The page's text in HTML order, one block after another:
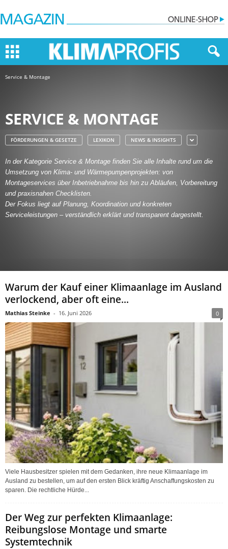
Service & Montage
SERVICE & MONTAGE
FÖRDERUNGEN & GESETZE LEXIKON NEWS & INSIGHTS
In der Kategorie Service & Montage finden Sie alle Inhalte rund um die
Umsetzung von Klima- und Wärmepumpenprojekten: von
Montageservices über Inbetriebnahme bis hin zu Abläufen, Vorbereitung
und praxisnahen Checklisten.
Der Fokus liegt auf Planung, Koordination und konkreten
Serviceleistungen – verständlich erklärt und transparent dargestellt.
Warum der Kauf einer Klimaanlage im Ausland
verlockend, aber oft eine...
Mathias Steinke - 16. Juni 2026 0
Viele Hausbesitzer spielen mit dem Gedanken, ihre neue Klimaanlage im
Ausland zu bestellen, um auf den ersten Blick kräftig Anschaffungskosten zu
sparen. Die rechtliche Hürde...
Der Weg zur perfekten Klimaanlage:
Reibungslose Montage und smarte
Systemtechnik